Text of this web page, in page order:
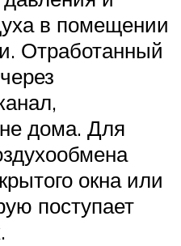
в помещении
Отработанный
дома. Для
окна или
поступает